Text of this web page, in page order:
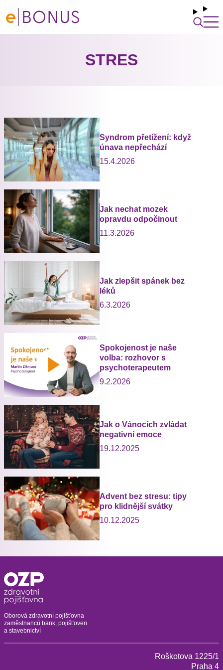
STRES
Syndrom přetížení: když
únava nepřechází
15.4.2026
Jak nechat mozek
opravdu odpočinout
11.3.2026
Jak zlepšit spánek bez
léků
6.3.2026
Spokojenost je naše
volba: rozhovor s
psychoterapeutem
9.2.2026
Jak o Vánocích zvládat
negativní emoce
19.12.2025
Advent bez stresu: tipy
pro klidnější svátky
10.12.2025
Oborová zdravotní pojišťovna
zaměstnanců bank, pojišťoven
a stavebnictví
Roškotova 1225/1
Praha 4